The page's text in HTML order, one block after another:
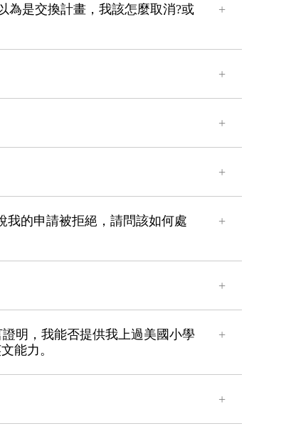
為是交換計畫，我該怎麼取消?或
我的申請被拒絕，請問該如何處
明，我能否提供我上過美國小學
能力。